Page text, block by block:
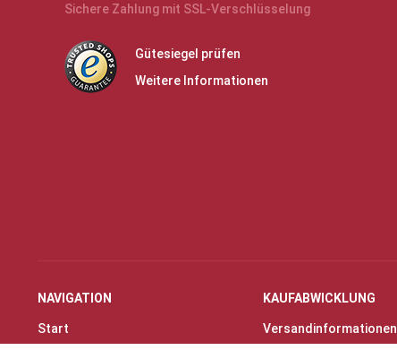
Sichere Zahlung mit SSL-Verschlüsselung
Gütesiegel prüfen
Weitere Informationen
NAVIGATION
Start
KAUFABWICKLUNG
Versandinformationen